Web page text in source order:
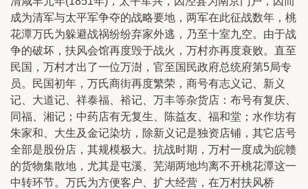
成为清军与太平军争夺的战略要地，两军在此征战数年，桃
花潭万氏为躲避战祸纷纷弃家外逃，乃至十室九空。由于战
争的破坏，扶风会馆再度毁于战火，万村亦再度衰败。直至
民国，万村才出了一位万澍，官至国民政府总统府第5局专
员。民国初年，万氏商街再度繁荣，商号有志义记、新义
记、大道记、祥泰福、裕记、万丰等杂货店：布号有复庆、
同福、湘记；中药店有无复生、陈益友、福和堂；水作坊有
朱家和、大生及金记染坊，除新义记是独资店铺，其它店号
全部是股份店，其规模极大。抗战时期，万村一度成为皖赣
的货物集散地，尤其是屯溪、芜湖两地均离不开桃花潭这一
中转环节。万氏为方便客户、扩大经营，在万村扶风桥